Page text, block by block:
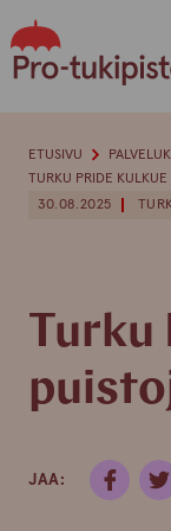
to
content
30.08.2025
Turku
JAA:
ETUSIVU
TURKU PRIDE